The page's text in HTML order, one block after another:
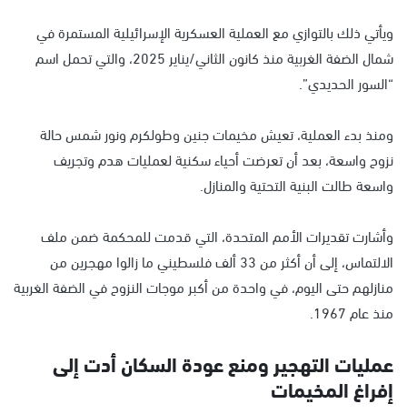
ويأتي ذلك بالتوازي مع العملية العسكرية الإسرائيلية المستمرة في
شمال الضفة الغربية منذ كانون الثاني/يناير 2025، والتي تحمل اسم
“السور الحديدي”.
ومنذ بدء العملية، تعيش مخيمات جنين وطولكرم ونور شمس حالة
نزوح واسعة، بعد أن تعرضت أحياء سكنية لعمليات هدم وتجريف
واسعة طالت البنية التحتية والمنازل.
وأشارت تقديرات الأمم المتحدة، التي قدمت للمحكمة ضمن ملف
الالتماس، إلى أن أكثر من 33 ألف فلسطيني ما زالوا مهجرين من
منازلهم حتى اليوم، في واحدة من أكبر موجات النزوح في الضفة الغربية
منذ عام 1967.
عمليات التهجير ومنع عودة السكان أدت إلى
إفراغ المخيمات